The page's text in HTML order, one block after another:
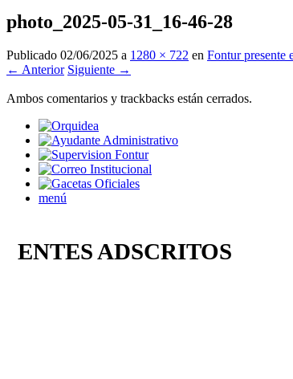
photo_2025-05-31_16-46-28
Publicado 02/06/2025 a 1280 × 722 en Fontur presente
← Anterior Siguiente →
Ambos comentarios y trackbacks están cerrados.
menú
ENTES ADSCRITOS